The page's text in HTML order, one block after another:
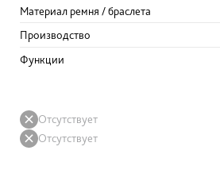
Материал ремня / браслета
Производство
Функции
Отсутствует
Отсутствует